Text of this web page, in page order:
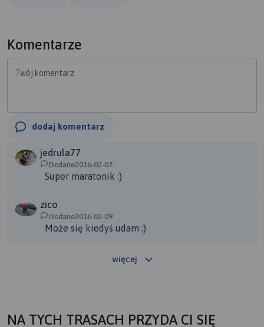
Grupa Passat - oni to umieją zorganizować imprezę, że się
nas się jednak nie skończył tak szybko, bo jeszcze
marszu jak trzeba to trzeba :) Stroje może mało wyjściowe,
ale zabawa i tańce do nocnych godzin i super
wycieczkę!!!
Komentarze
Twój komentarz
dodaj komentarz
jedrula77
Dodane2016-02-07
Super maratonik :)
zico
Dodane2016-02-09
Może się kiedyś udam :)
więcej
NA TYCH TRASACH PRZYDA CI SIĘ